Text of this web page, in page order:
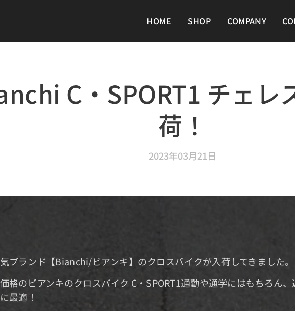
HOME SHOP COMPANY
C・SPORT1 チェレ
荷！
2023年03月21日
ブランド【Bianchi/ビアンキ】のクロスバイクが入荷してきました。
格のビアンキのクロスバイク C・SPORT1通勤や通学にはもちろん
最適！